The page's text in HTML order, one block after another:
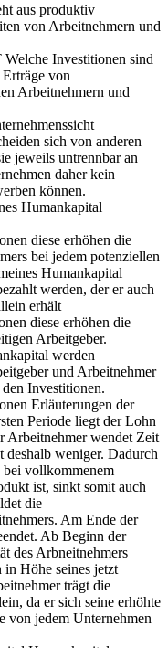
aus produktiv
von Arbeitnehmern und
Welche Investitionen sind
von
Arbeitnehmern und
sich von anderen
jeweils untrennbar an
daher kein
können.
Humankapital
diese erhöhen die
bei jedem potenziellen
Humankapital
werden, der er auch
erhält
diese erhöhen die
Arbeitgeber.
werden
und Arbeitnehmer
Investitionen.
Erläuterungen der
Periode liegt der Lohn
Arbeitnehmer wendet Zeit
weniger. Dadurch
vollkommenem
ist, sinkt somit auch
die
Am Ende der
Ab Beginn der
des Arbneitnehmers
in Höhe seines jetzt
trägt die
da er sich seine erhöhte
von jedem Unternehmen